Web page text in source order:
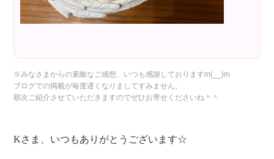
※みなさまからの素敵なご感想、いつも感謝しておりますm(__)m
ブログでの掲載が毎度遅くなりましてすみません。
順次ご紹介させていただきますのでぜひお寄せくださいね＾＾
Kさま、いつもありがとうございます☆